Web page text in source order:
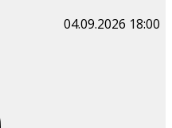
04.09.2026 18:00